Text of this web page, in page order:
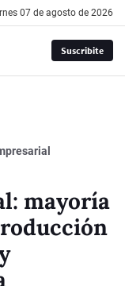
07 de agosto de 2026
Suscribite
mayoría